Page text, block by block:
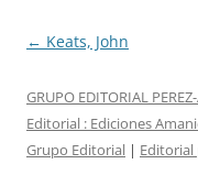
Post
← Keats, John
GRUPO EDITORIAL
Editorial : Ediciones
Grupo Editorial | Editorial